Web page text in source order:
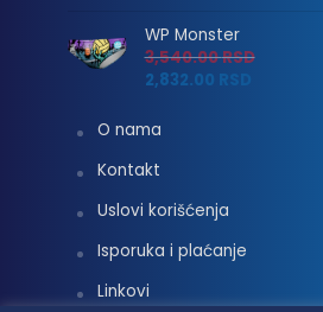
WP Monster
3,540.00RSD
2,832.00 RSD
O nama
Kontakt
Uslovi korišćenja
Isporuka i plaćanje
Linkovi